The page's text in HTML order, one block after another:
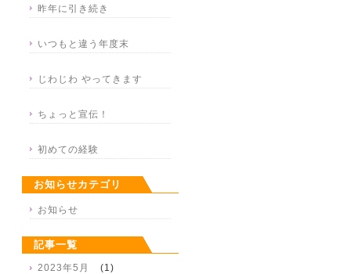
昨年に引き続き
いつもと違う年度末
じわじわ やってきます
ちょっと宣伝！
初めての経験
お知らせカテゴリ
お知らせ
記事一覧
2023年5月 (1)